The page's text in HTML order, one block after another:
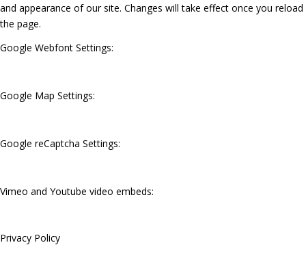
and appearance of our site. Changes will take effect once you reload
the page.
Google Webfont Settings:
Google Map Settings:
Google reCaptcha Settings:
Vimeo and Youtube video embeds:
Privacy Policy